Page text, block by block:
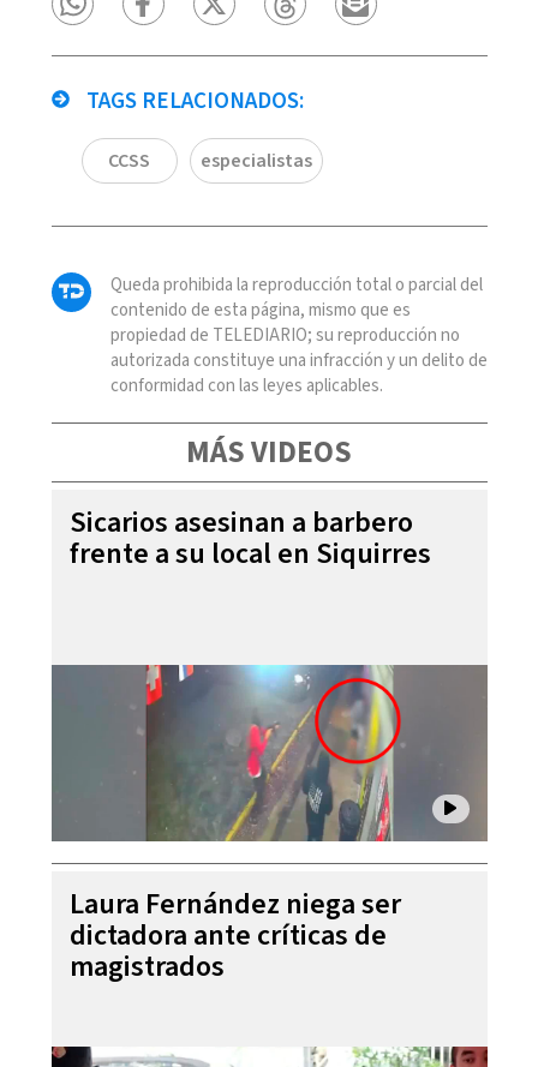
TAGS RELACIONADOS:
CCSS especialistas
Queda prohibida la reproducción total o parcial del
contenido de esta página, mismo que es
propiedad de TELEDIARIO; su reproducción no
autorizada constituye una infracción y un delito de
conformidad con las leyes aplicables.
MÁS VIDEOS
Sicarios asesinan a barbero
frente a su local en Siquirres
Laura Fernández niega ser
dictadora ante críticas de
magistrados